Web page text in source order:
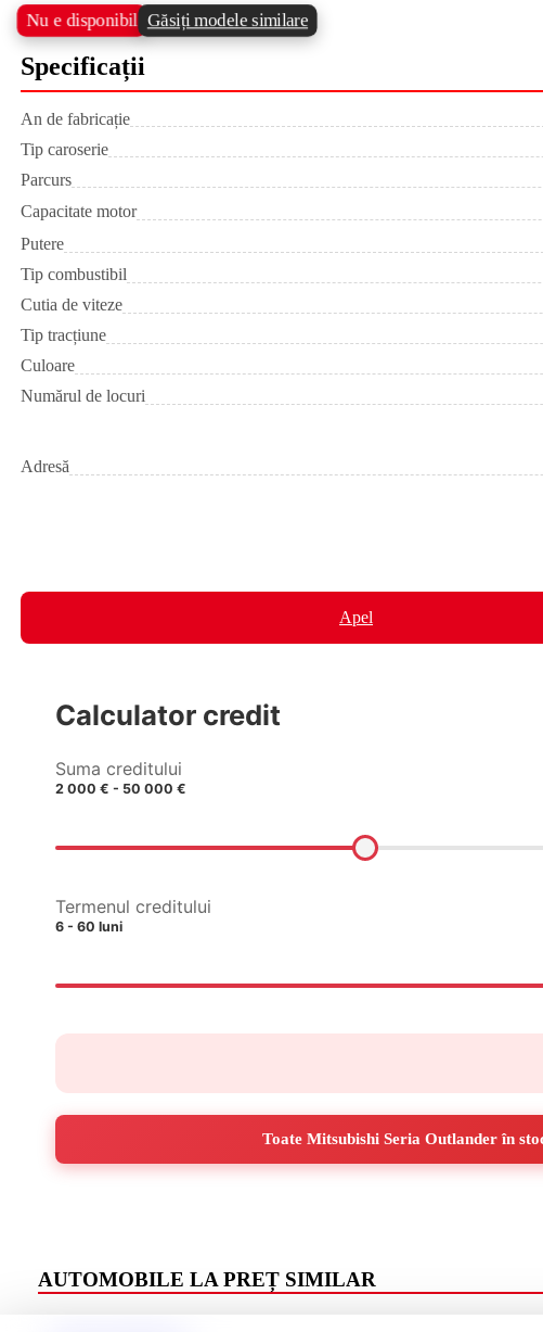
Nu e disponibil Găsiți modele similare
Specificații
An de fabricație
Tip caroserie
Parcurs
Capacitate motor
Putere
Tip combustibil
Cutia de viteze
Tip tracțiune
Culoare
Numărul de locuri
Adresă
Apel
Calculator credit
Suma creditului
2 000 € - 50 000 €
Termenul creditului
6 - 60 luni
Toate Mitsubishi Seria Outlander în
AUTOMOBILE LA PREȚ SIMILAR